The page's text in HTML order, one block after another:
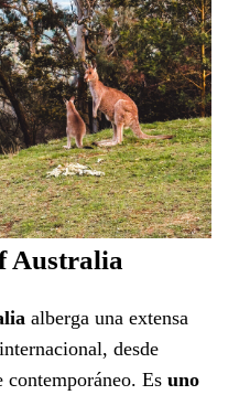
Australia
alberga una extensa
desde
contemporáneo. Es uno